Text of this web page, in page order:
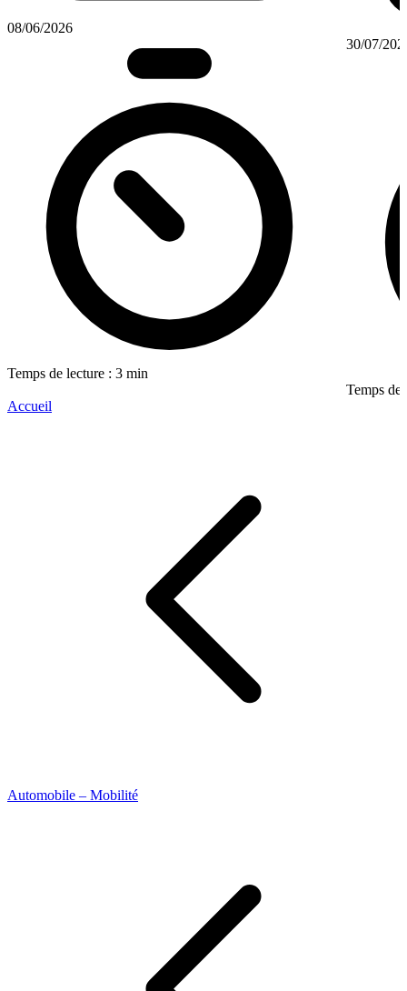
08/06/2026
Temps de lecture : 3 min
30/07/
Temps de
Accueil
Automobile – Mobilité